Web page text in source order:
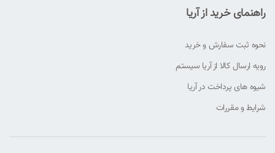
راهنمای خرید از آریا
نحوه ثبت سفارش و خرید
رویه ارسال کالا از آریا سیستم
شیوه های پرداخت در آریا
شرایط و مقررات